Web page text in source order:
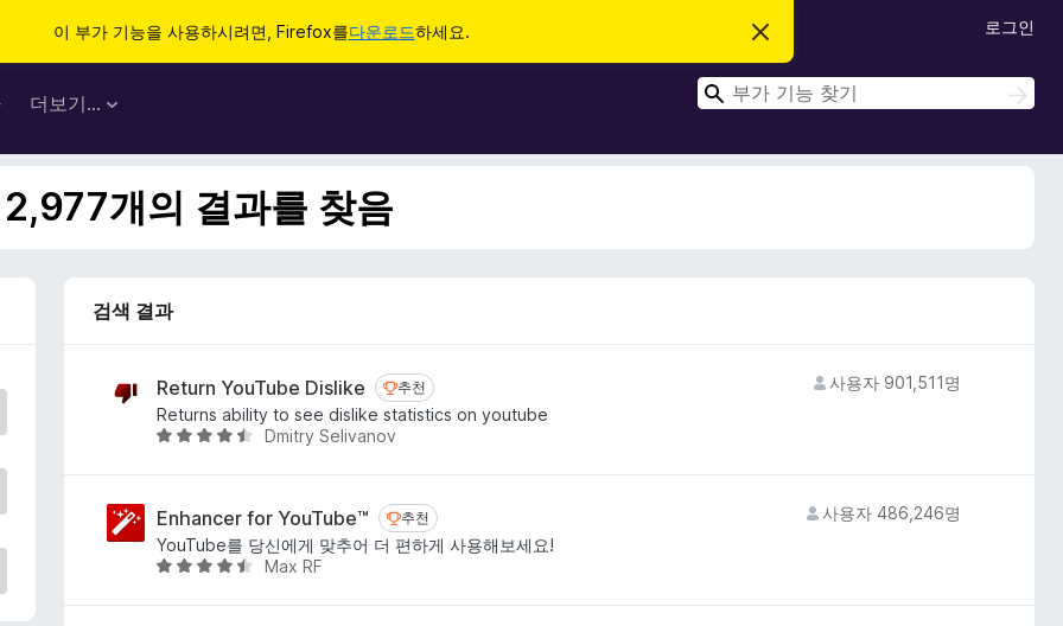
이 부가 기능을 사용하시려면, Firefox를다운로드하세요.
이
림
닫
기
더보기…
로그인
검
검
색
개의 결과를 찾음
검색 결과
Return YouTube Dislike 추천
추천
Returns ability to see dislike statistics on youtube
5
점
에
4
Dmitry Selivanov
사용자 901,511명
Enhancer for YouTube™ 추천
추천
YouTube를 당신에게 맞추어 더 편하게 사용해보세요!
5
Max RF
사용자 486,246명